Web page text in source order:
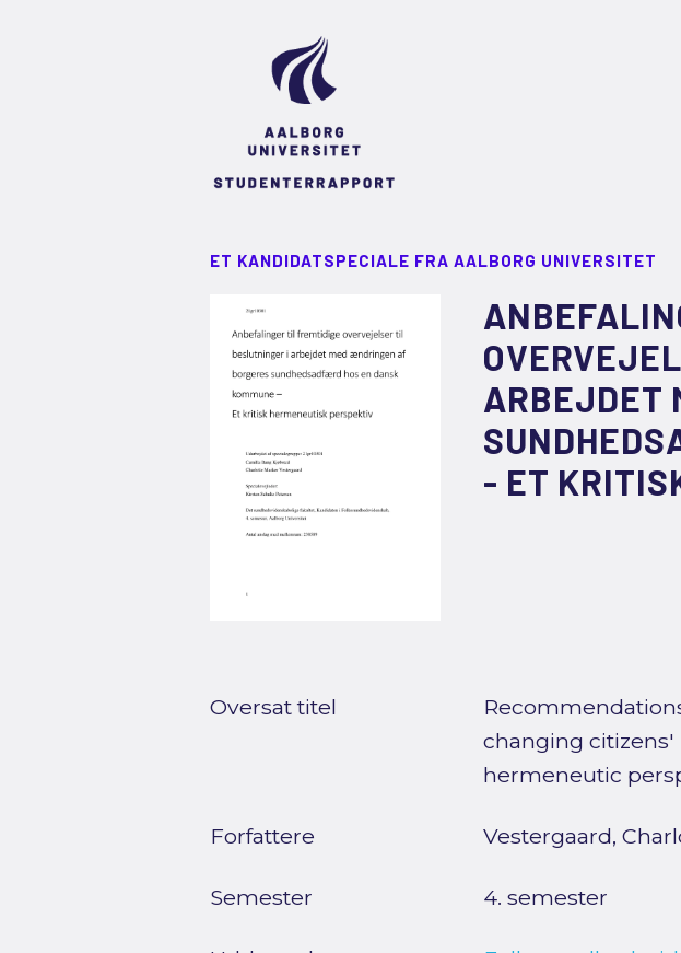
ET KANDIDATSPECIALE FRA AALBORG UNIVERSITET
ARBEJDET
- ET
Oversat titel
changing citizens'
hermeneutic
Forfattere Vestergaard,
Semester 4. semester